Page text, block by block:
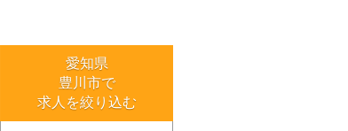
愛知県
豊川市で
求人を絞り込む